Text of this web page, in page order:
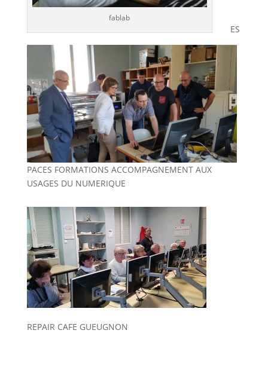
fablab
ES
PACES FORMATIONS ACCOMPAGNEMENT AUX
USAGES DU NUMERIQUE
REPAIR CAFE GUEUGNON